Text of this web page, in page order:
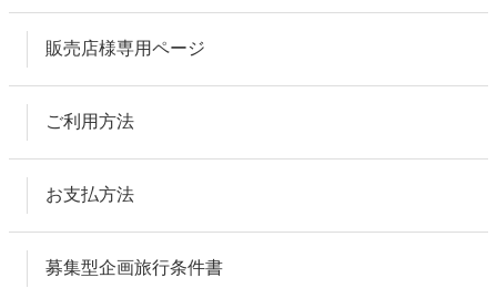
販売店様専用ページ
ご利用方法
お支払方法
募集型企画旅行条件書